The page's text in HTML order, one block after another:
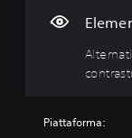
r
a
t
e
Piattaforma: